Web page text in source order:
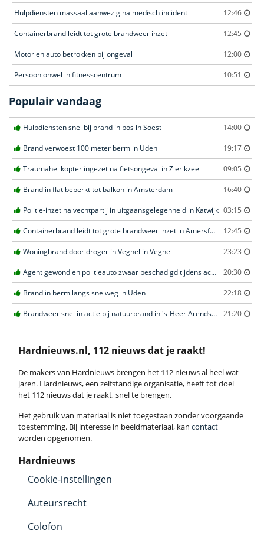
Hulpdiensten massaal aanwezig na medisch incident 12:46
Containerbrand leidt tot grote brandweer inzet 12:45
Motor en auto betrokken bij ongeval 12:00
Persoon onwel in fitnesscentrum 10:51
Populair vandaag
Hulpdiensten snel bij brand in bos in Soest 14:00
Brand verwoest 100 meter berm in Uden 19:17
Traumahelikopter ingezet na fietsongeval in Zierikzee 09:05
Brand in flat beperkt tot balkon in Amsterdam 16:40
Politie-inzet na vechtpartij in uitgaansgelegenheid in Katwijk 03:15
Containerbrand leidt tot grote brandweer inzet in Amersfoort 12:45
Woningbrand door droger in Veghel in Veghel 23:23
Agent gewond en politieauto zwaar beschadigd tijdens achtervolging in Uden 20:30
Brand in berm langs snelweg in Uden 22:18
Brandweer snel in actie bij natuurbrand in 's-Heer Arendskerke 21:20
Hardnieuws.nl, 112 nieuws dat je raakt!
De makers van Hardnieuws brengen het 112 nieuws al heel wat
jaren. Hardnieuws, een zelfstandige organisatie, heeft tot doel
het 112 nieuws dat je raakt, snel te brengen.
Het gebruik van materiaal is niet toegestaan zonder voorgaande
toestemming. Bij interesse in beeldmateriaal, kan contact
worden opgenomen.
Hardnieuws
Cookie-instellingen
Auteursrecht
Colofon